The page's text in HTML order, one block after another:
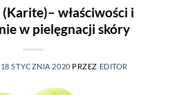
(Karite)– właściwości i
w pielęgnacji skóry
18 STYCZNIA 2020 PRZEZ EDITOR